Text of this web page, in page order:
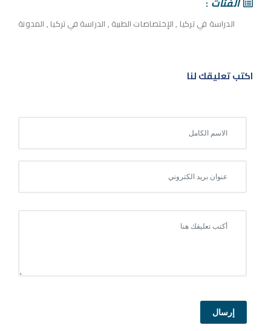
الدراسة في تركيا ,الإختصاصات الطبية , الدراسة في تركيا , المدونة
اكتب تعليقك لنا
إرسال